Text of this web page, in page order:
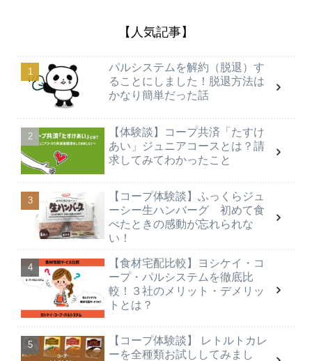
【人気記事】
パルシステムを解約（脱退）す
ることにしました！脱退方法は
かなり簡単だった話
【体験談】コープ共済「たすけ
あい」ジュニアコースとは？請
求してみてわかったこと
【コープ体験談】ふっくらジュ
ーシー生ハンバーグ 初めて食
べたときの感動が忘れられな
い！
【食材宅配比較】ヨシケイ・コ
ープ・パルシステムを徹底比
較！３社のメリット・デメリッ
トとは？
【コープ体験談】 レトルトカレ
ーを全種類お試ししてみまし